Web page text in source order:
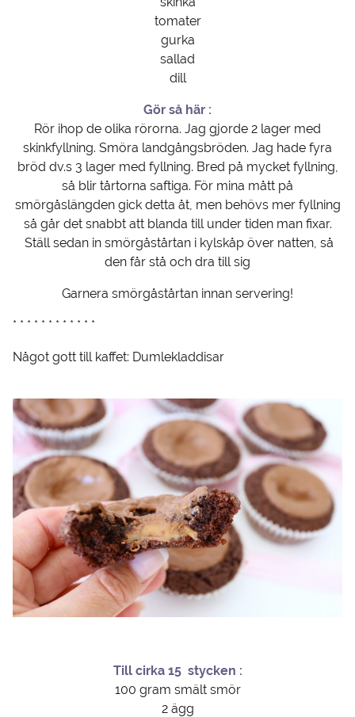
tomater
gurka
sallad
dill
Gör så här :
Rör ihop de olika rörorna. Jag gjorde 2 lager med
skinkfyllning. Smöra landgångsbröden. Jag hade fyra
bröd dv.s 3 lager med fyllning. Bred på mycket fyllning,
så blir tårtorna saftiga. För mina mått på
smörgåslängden gick detta åt, men behövs mer fyllning
så går det snabbt att blanda till under tiden man fixar.
Ställ sedan in smörgåstårtan i kylskåp över natten, så
den får stå och dra till sig
Garnera smörgåstårtan innan servering!
* * * * * * * * * * * *
Något gott till kaffet: Dumlekladdisar
Till cirka 15 stycken :
100 gram smält smör
2 ägg